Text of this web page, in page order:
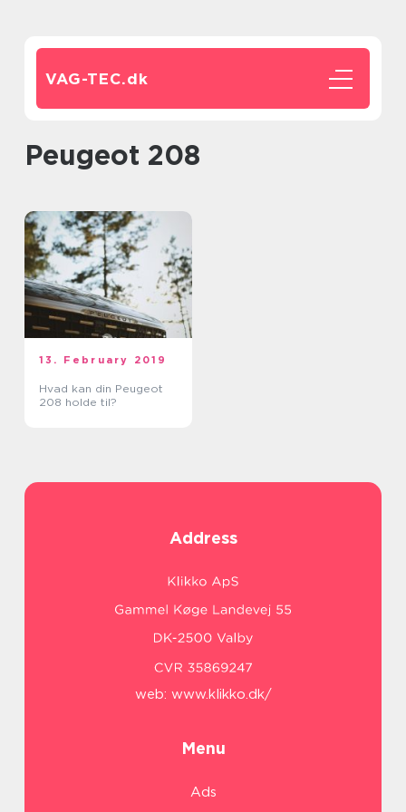
VAG-TEC.dk
peugeot 208
13. February 2019
Hvad kan din Peugeot
208 holde til?
Address
web: www.klikko.dk/
Menu
Ads